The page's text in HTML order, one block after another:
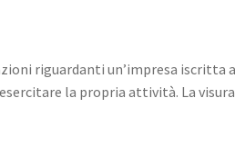
riguardanti un’impresa iscritta
la propria attività. La